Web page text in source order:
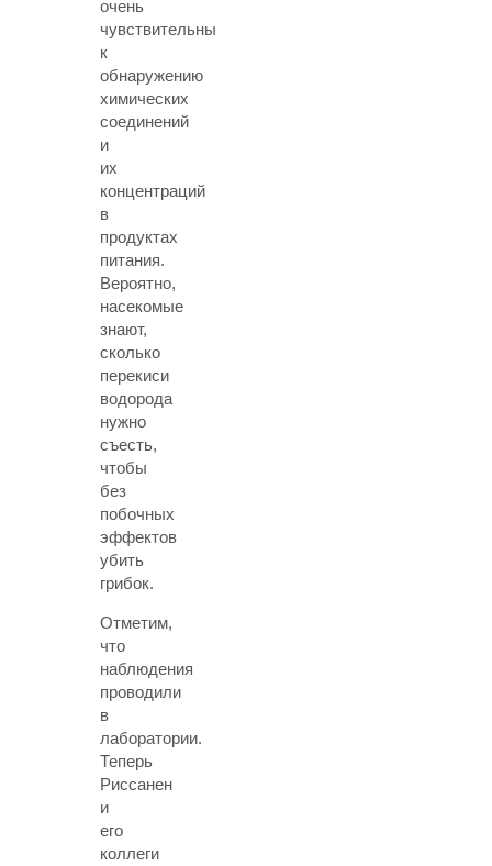
очень
чувствительны
к
обнаружению
химических
соединений
и
их
концентраций
в
продуктах
питания.
Вероятно,
насекомые
знают,
сколько
перекиси
водорода
нужно
съесть,
чтобы
без
побочных
эффектов
убить
грибок.
Отметим,
что
наблюдения
проводили
в
лаборатории.
Теперь
Риссанен
и
его
коллеги